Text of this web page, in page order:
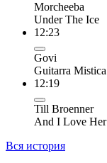
Morcheeba
Under The Ice
12:23
Govi
Guitarra Mistica
12:19
Till Broenner
And I Love Her
Вся история